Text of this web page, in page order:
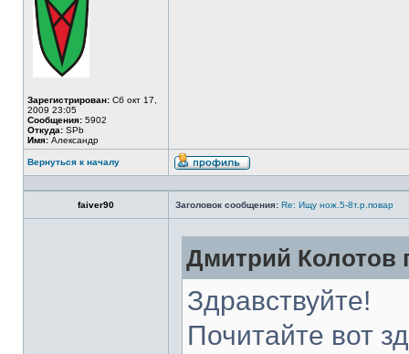
Зарегистрирован: Сб окт 17,
2009 23:05
Сообщения: 5902
Откуда: SPb
Имя: Александр
Вернуться к началу
faiver90 Заголовок сообщения: Re: Ищу нож.5-8т.р.повар
Дмитрий Колотов
Здравствуйте!
Почитайте вот